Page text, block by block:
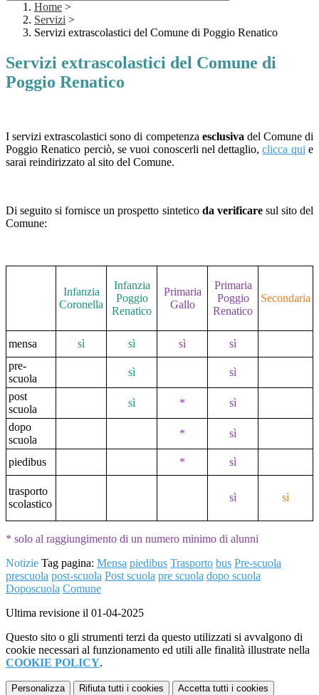
Home >
Servizi >
Servizi extrascolastici del Comune di Poggio Renatico
Servizi extrascolastici del Comune di
Poggio Renatico
I servizi extrascolastici sono di competenza esclusiva del Comune di
Poggio Renatico perciò, se vuoi conoscerli nel dettaglio,clicca qui e
sarai reindirizzato al sito del Comune.
Di seguito si fornisce un prospetto sintetico da verificaresul sito del
Comune:
Infanzia
Coronella
Infanzia
Poggio
Renatico
Primaria
Gallo
Primaria
Poggio
Renatico
Secondaria
mensa sì sì sì
sì
pre-
scuola
sì
sì
post
scuola
sì *
sì
dopo
scuola
* sì
piedibus * sì
trasporto
scolastico
sì sì
* solo al raggiungimento di un numero minimo di alunni
Notizie Tag pagina: Mensa piedibus Trasporto bus Pre-scuola
prescuola post-scuola Post scuola pre scuola dopo scuola
Doposcuola Comune
Ultima revisione il 01-04-2025
Questo sito o gli strumenti terzi da questo utilizzati si avvalgono di
cookie necessari al funzionamento ed utili alle finalità illustrate nella
COOKIE POLICY.
Personalizza Rifiuta tutti i cookies Accetta tutti i cookies